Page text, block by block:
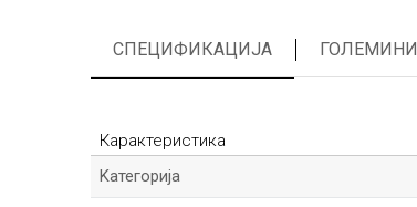
СПЕЦИФИКАЦИЈА ГОЛЕМИНИ
Карактеристика
Kатегорија